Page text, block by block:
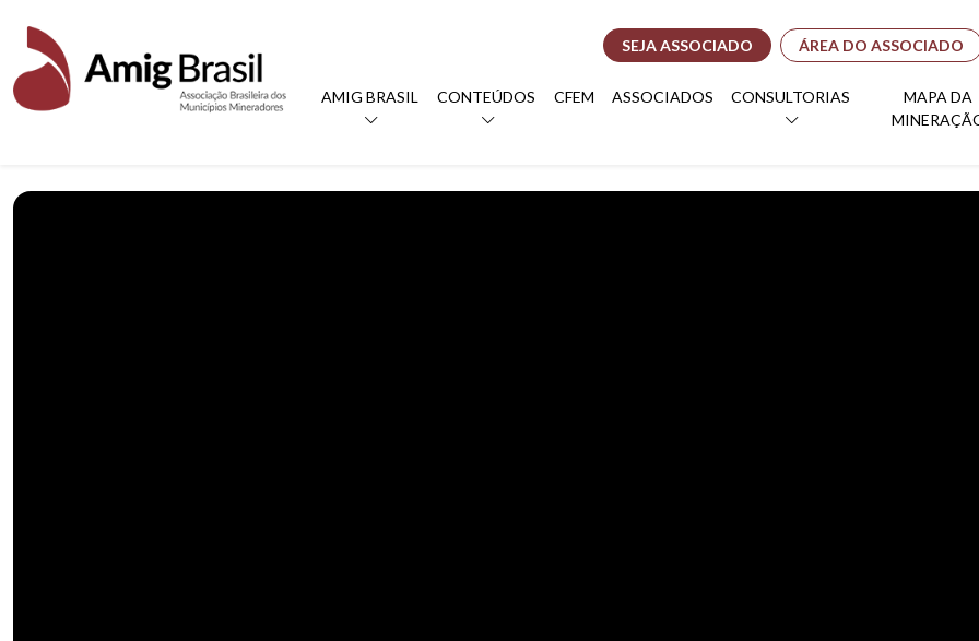
SEJA ASSOCIADO ÁREA DO ASSOCIADO
AMIG BRASIL CONTEÚDOS CFEM ASSOCIADOS CONSULTORIAS
MAPA DA